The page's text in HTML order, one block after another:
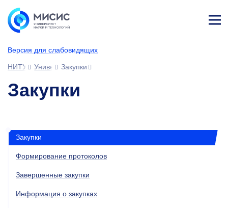
Версия для слабовидящих
НИТУ МИСИСУниверситет
Закупки
Закупки
Закупки
Формирование протоколов
Завершенные закупки
Информация о закупках